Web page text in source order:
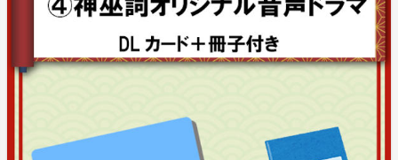
ト先行＋⑤セット＋前方席優先＋出演キャストサイン
入り台本付き※バクステ風パス＆ハイタッチ退場
（30000円）
・バクステ風パス＆ハイタッチ退場
・前方席優先